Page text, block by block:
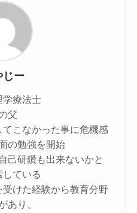
じー
学療法士
父
こなかった事に危機感
の勉強を開始
己研鑽も出来ないかと
している
けた経験から教育分野
あり、